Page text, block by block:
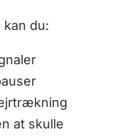
kan du:
at skulle